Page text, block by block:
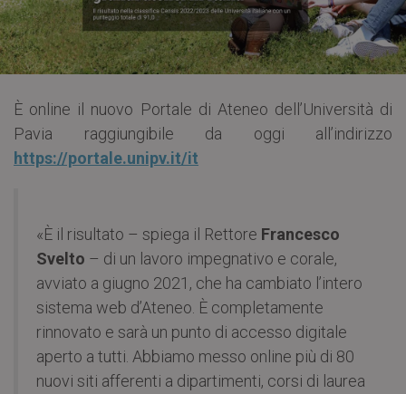
È online il nuovo Portale di Ateneo dell’Università di
Pavia raggiungibile da oggi all’indirizzo
https://portale.unipv.it/it
«È il risultato – spiega il Rettore Francesco
Svelto – di un lavoro impegnativo e corale,
avviato a giugno 2021, che ha cambiato l’intero
sistema web d’Ateneo. È completamente
rinnovato e sarà un punto di accesso digitale
aperto a tutti. Abbiamo messo online più di 80
nuovi siti afferenti a dipartimenti, corsi di laurea